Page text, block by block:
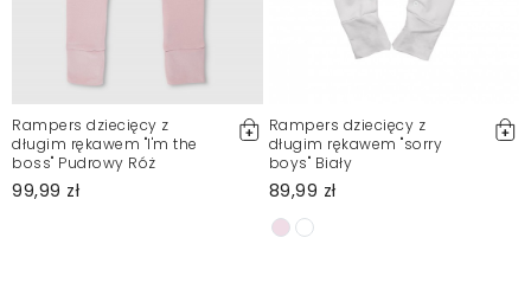
Rampers dziecięcy z
długim rękawem "I'm the
boss" Pudrowy Róż
99,99 zł
Rampers dziecięcy z
długim rękawem "sorry
boys" Biały
89,99 zł